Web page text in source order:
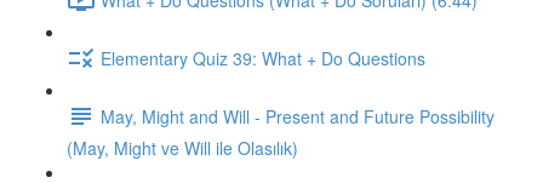
Elementary Quiz 39: What + Do Questions
May, Might and Will - Present and Future Possibility
(May, Might ve Will ile Olasılık)